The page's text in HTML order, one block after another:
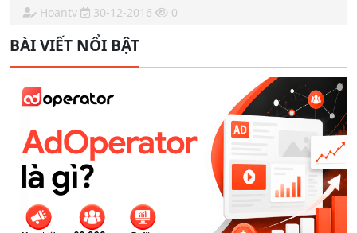
Hoantv 30-12-2016 0
BÀI VIẾT NỔI BẬT